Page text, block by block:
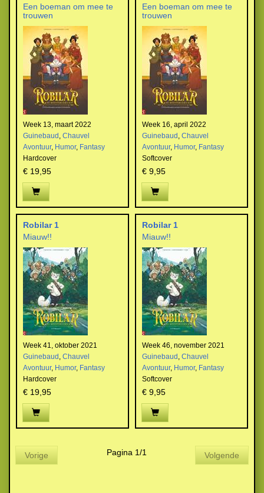
Een boeman om mee te
trouwen
Week 13, maart 2022
Guinebaud , Chauvel
Avontuur, Humor, Fantasy
Hardcover
€ 19,95
Een boeman om mee te
trouwen
Week 16, april 2022
Guinebaud , Chauvel
Avontuur, Humor, Fantasy
Softcover
€ 9,95
Robilar 1
Miauw!!
Week 41, oktober 2021
Guinebaud , Chauvel
Avontuur, Humor, Fantasy
Hardcover
€ 19,95
Robilar 1
Miauw!!
Week 46, november 2021
Guinebaud , Chauvel
Avontuur, Humor, Fantasy
Softcover
€ 9,95
Vorige Pagina 1/1 Volgende